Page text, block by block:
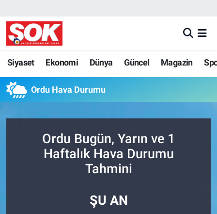
Siyaset Ekonomi Dünya Güncel Magazin
Ordu Hava Durumu
Ordu Bugün, Yarın ve 1
Haftalık Hava Durumu
Tahmini
ŞU AN
GÜNDEM
DÜNYA
SPOR
KÜLTÜR SANAT
POLİTİKA
Nöbetçi Eczaneler
Hava Durumu
İstanbul Namaz Vakitleri
Süper Lig Puan Durumu ve Fikstür
Tüm Manşetler